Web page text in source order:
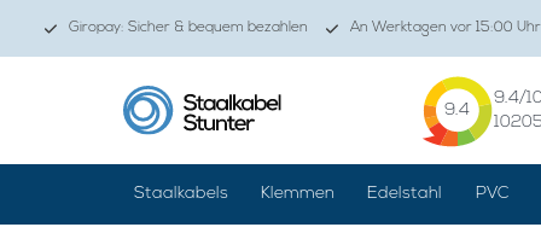
Giropay: Sicher & bequem bezahlen An Werktagen vor 15:00
9.4
9.4/
Staalkabels Klemmen Edelstahl PVC